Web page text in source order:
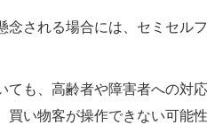
される場合には、セミセル
ても、高齢者や障害者への対
買い物客が操作できない可能